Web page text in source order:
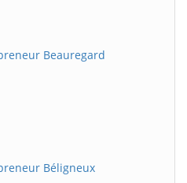
Beauregard
Béligneux